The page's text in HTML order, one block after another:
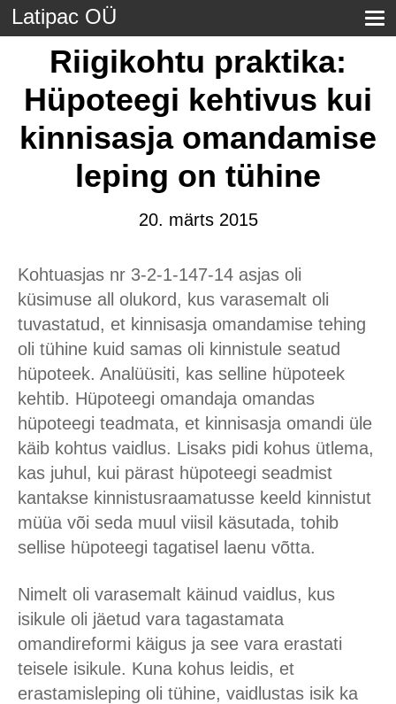
Latipac OÜ
Riigikohtu praktika:
Hüpoteegi kehtivus kui
kinnisasja omandamise
leping on tühine
20. märts 2015
Kohtuasjas nr 3-2-1-147-14 asjas oli
küsimuse all olukord, kus varasemalt oli
tuvastatud, et kinnisasja omandamise tehing
oli tühine kuid samas oli kinnistule seatud
hüpoteek. Analüüsiti, kas selline hüpoteek
kehtib. Hüpoteegi omandaja omandas
hüpoteegi teadmata, et kinnisasja omandi üle
käib kohtus vaidlus. Lisaks pidi kohus ütlema,
kas juhul, kui pärast hüpoteegi seadmist
kantakse kinnistusraamatusse keeld kinnistut
müüa või seda muul viisil käsutada, tohib
sellise hüpoteegi tagatisel laenu võtta.
Nimelt oli varasemalt käinud vaidlus, kus
isikule oli jäetud vara tagastamata
omandireformi käigus ja see vara erastati
teisele isikule. Kuna kohus leidis, et
erastamisleping oli tühine, vaidlustas isik ka